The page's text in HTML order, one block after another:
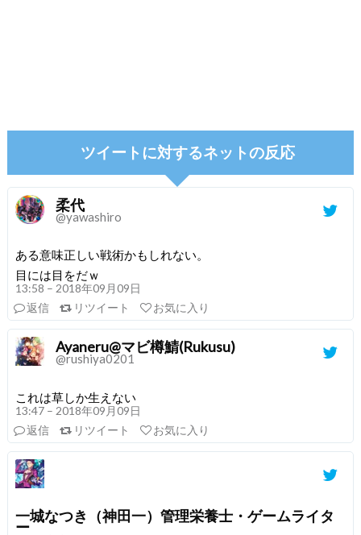
ツイートに対するネットの反応
柔代
@yawashiro
ある意味正しい戦術かもしれない。
目には目をだｗ
13:58 – 2018年09月09日
返信
リツイート お気に入り
Ayaneru@マビ樽鯖(Rukusu)
@rushiya0201
これは草しか生えない
13:47 – 2018年09月09日
返信
リツイート お気に入り
一城なつき（神田一）管理栄養士・ゲームライタ
ー